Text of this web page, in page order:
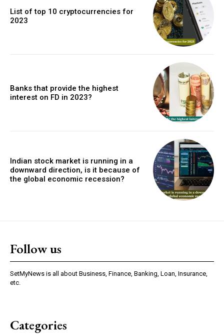
List of top 10 cryptocurrencies for
2023
Banks that provide the highest
interest on FD in 2023?
Indian stock market is running in a
downward direction, is it because of
the global economic recession?
Follow us
SetMyNews is all about Business, Finance, Banking, Loan, Insurance,
etc.
Categories